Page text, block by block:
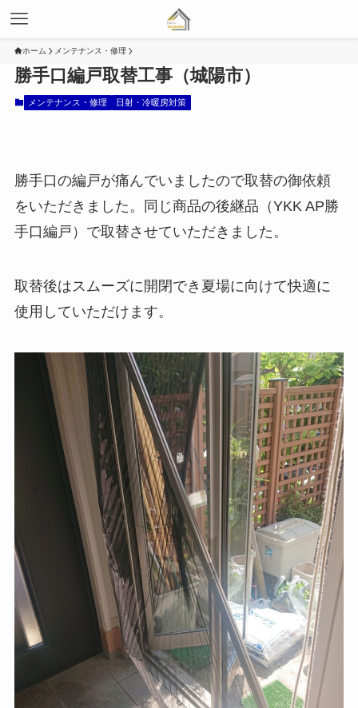
ホーム メンテナンス・修理
勝手口編戸取替工事（城陽市）
メンテナンス・修理 日射・冷暖房対策
勝手口の編戸が痛んでいましたので取替の御依頼
をいただきました。同じ商品の後継品（YKK AP勝
手口編戸）で取替させていただきました。
取替後はスムーズに開閉でき夏場に向けて快適に
使用していただけます。